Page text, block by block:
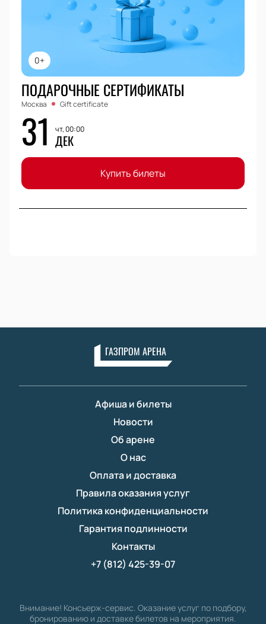
0+
ПОДАРОЧНЫЕ СЕРТИФИКАТЫ
Москва Gift certificate
31 чт, 00:00
ДЕК
Купить билеты
ГАЗПРОМ АРЕНА
Афиша и билеты
Новости
Об арене
О нас
Оплата и доставка
Правила оказания услуг
Политика конфиденциальности
Гарантия подлинности
Контакты
+7 (812) 425-39-07
Внимание! Консьерж-сервис. Оказание услуг по подбору,
бронированию и доставке билетов на мероприятия.